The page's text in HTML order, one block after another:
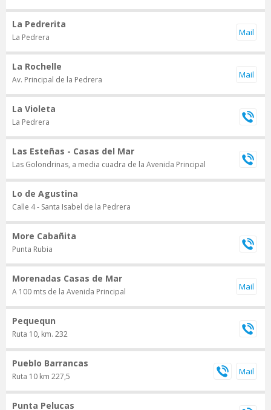
La Pedrerita
La Pedrera
La Rochelle
Av. Principal de la Pedrera
La Violeta
La Pedrera
Las Esteñas - Casas del Mar
Las Golondrinas, a media cuadra de la Avenida Principal
Lo de Agustina
Calle 4 - Santa Isabel de la Pedrera
More Cabañita
Punta Rubia
Morenadas Casas de Mar
A 100 mts de la Avenida Principal
Pequequn
Ruta 10, km. 232
Pueblo Barrancas
Ruta 10 km 227,5
Punta Pelucas